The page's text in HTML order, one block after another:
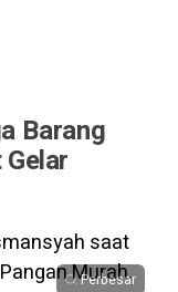
Barang
Perbesar